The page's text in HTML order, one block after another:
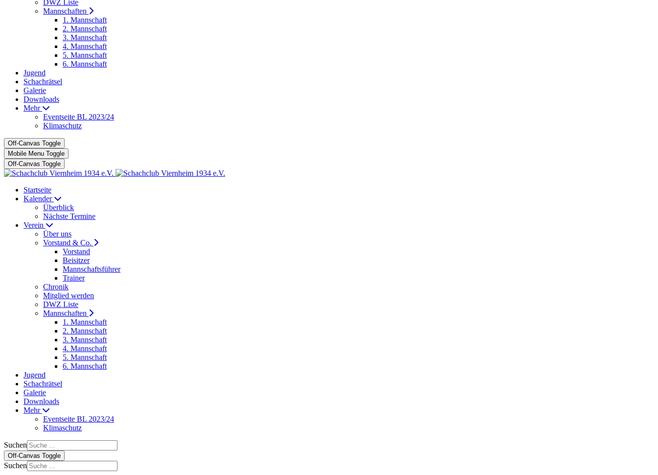
DWZ Liste
Mannschaften
1. Mannschaft
2. Mannschaft
3. Mannschaft
4. Mannschaft
5. Mannschaft
6. Mannschaft
Jugend
Schachrätsel
Galerie
Downloads
Mehr
Eventseite BL 2023/24
Klimaschutz
Off-Canvas Toggle
Mobile Menu Toggle
Off-Canvas Toggle
Startseite
Kalender
Überblick
Nächste Termine
Verein
Über uns
Vorstand & Co.
Vorstand
Beisitzer
Mannschaftsführer
Trainer
Chronik
Mitglied werden
DWZ Liste
Mannschaften
1. Mannschaft
2. Mannschaft
3. Mannschaft
4. Mannschaft
5. Mannschaft
6. Mannschaft
Jugend
Schachrätsel
Galerie
Downloads
Mehr
Eventseite BL 2023/24
Klimaschutz
Suchen
Off-Canvas Toggle
Suchen